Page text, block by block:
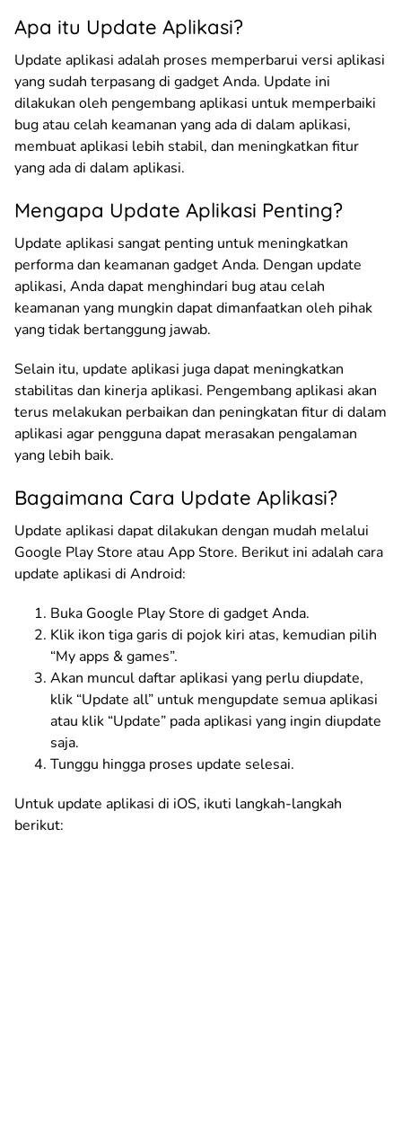
Apa itu Update Aplikasi?
Update aplikasi adalah proses memperbarui versi aplikasi
yang sudah terpasang di gadget Anda. Update ini
dilakukan oleh pengembang aplikasi untuk memperbaiki
bug atau celah keamanan yang ada di dalam aplikasi,
membuat aplikasi lebih stabil, dan meningkatkan fitur
yang ada di dalam aplikasi.
Mengapa Update Aplikasi Penting?
Update aplikasi sangat penting untuk meningkatkan
performa dan keamanan gadget Anda. Dengan update
aplikasi, Anda dapat menghindari bug atau celah
keamanan yang mungkin dapat dimanfaatkan oleh pihak
yang tidak bertanggung jawab.
Selain itu, update aplikasi juga dapat meningkatkan
stabilitas dan kinerja aplikasi. Pengembang aplikasi akan
terus melakukan perbaikan dan peningkatan fitur di dalam
aplikasi agar pengguna dapat merasakan pengalaman
yang lebih baik.
Bagaimana Cara Update Aplikasi?
Update aplikasi dapat dilakukan dengan mudah melalui
Google Play Store atau App Store. Berikut ini adalah cara
update aplikasi di Android:
Buka Google Play Store di gadget Anda.
Klik ikon tiga garis di pojok kiri atas, kemudian pilih
“My apps & games”.
Akan muncul daftar aplikasi yang perlu diupdate,
klik “Update all” untuk mengupdate semua aplikasi
atau klik “Update” pada aplikasi yang ingin diupdate
saja.
Tunggu hingga proses update selesai.
Untuk update aplikasi di iOS, ikuti langkah-langkah
berikut: